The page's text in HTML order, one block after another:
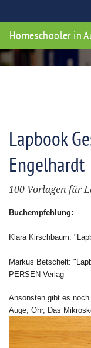
Homeschooler in
Lapbook
Engelhardt
100 Vorlagen für
Buchempfehlung:
Klara Kirschbaum:
Markus Betschelt:
PERSEN-Verlag
Ansonsten gibt es
Auge, Ohr, Das